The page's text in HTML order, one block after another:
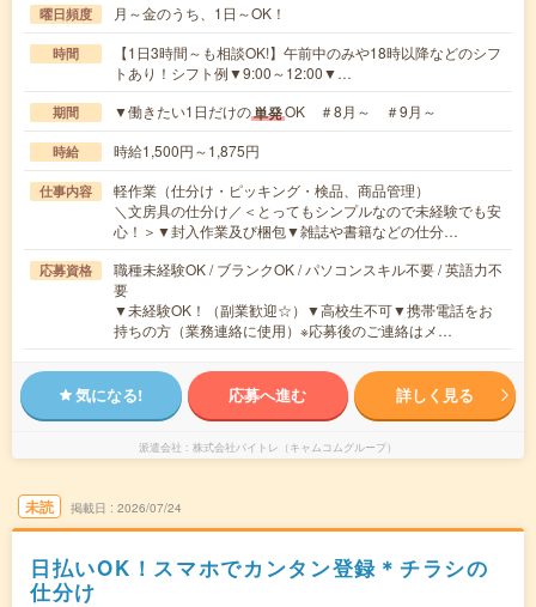
曜日頻度 月～金のうち、1日～OK！
時間
【1日3時間～も相談OK!】午前中のみや18時以降などのシフ
トあり！シフト例▼9:00～12:00▼…
期間 ▼働きたい1日だけの単発OK ＃8月～ ＃9月～
時給 時給1,500円～1,875円
仕事内容
軽作業（仕分け・ピッキング・検品、商品管理）
＼文房具の仕分け／＜とってもシンプルなので未経験でも安
心！＞▼封入作業及び梱包▼雑誌や書籍などの仕分…
応募資格
職種未経験OK / ブランクOK / パソコンスキル不要 / 英語力不
要
▼未経験OK！（副業歓迎☆）▼高校生不可▼携帯電話をお
持ちの方（業務連絡に使用）※応募後のご連絡はメ…
気になる! 応募へ進む 詳しく見る
派遣会社 株式会社バイトレ（キャムコムグループ）
未読 掲載日 2026/07/24
日払いOK！スマホでカンタン登録＊チラシの
仕分け